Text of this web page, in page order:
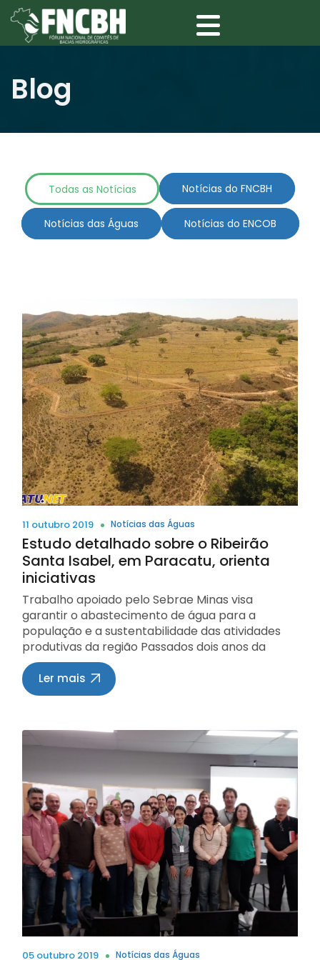
Blog
Todas as Notícias Notícias do FNCBH
Notícias das Águas Notícias do ENCOB
11 outubro 2019 Notícias das Águas
Estudo detalhado sobre o Ribeirão
Santa Isabel, em Paracatu, orienta
iniciativas
Trabalho apoiado pelo Sebrae Minas visa
garantir o abastecimento de água para a
população e a sustentabilidade das atividades
produtivas da região Passados dois anos da
maior crise hídrica já registrada na história de
Paracatu, que afetou moradores e paralisou
importantes atividades econômicas no
sendo executadas na região. Com a entrega do
resultado do estudo de Zoneamento Ambiental
Produtivo (ZAP), feito pelo Sebrae Minas e pela
Associação dos Produtores Rurais e Irrigantes do
Noroeste de Minas Gerais (Irriganor), com apoio
da Prefeitura de Paracatu, em 22 de março
deste ano, ações e recursos estão sendo
direcionados para resolver o problema do
ribeirão que abastece a cidade e propriedades
rurais. Um recurso de R$ 800 mil do Governo do
Estado de Minas Gerais, por meio da Secretaria
de Agricultura, Pecuária e Abastecimento de
Minas (Seapa), está sendo utilizado na
Ler mais
05 outubro 2019 Notícias das Águas